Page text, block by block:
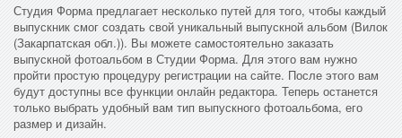
Студия Форма предлагает несколько путей для того, чтобы каждый
выпускник смог создать свой уникальный выпускной альбом (Вилок
(Закарпатская обл.)). Вы можете самостоятельно заказать
выпускной фотоальбом в Студии Форма. Для этого вам нужно
пройти простую процедуру регистрации на сайте. После этого вам
будут доступны все функции онлайн редактора. Теперь останется
только выбрать удобный вам тип выпускного фотоальбома, его
размер и дизайн.